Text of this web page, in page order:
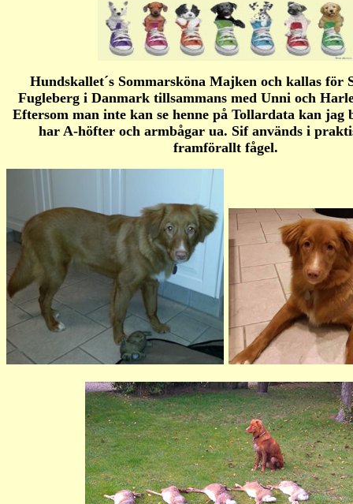
Hundskallet´s Sommarsköna Majken och kallas för
Fugleberg i Danmark tillsammans med Unni och
Eftersom man inte kan se henne på Tollardata kan jag
har A-höfter och armbågar ua. Sif används i
framförallt fågel.